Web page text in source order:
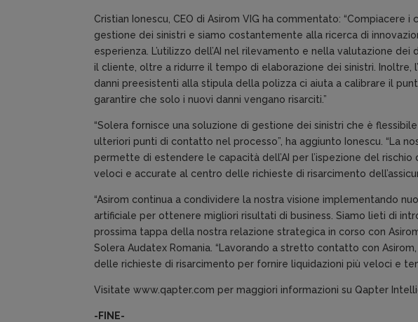
Cristian Ionescu, CEO di Asirom VIG ha commentato: “Compiacere
gestione dei sinistri e siamo costantemente alla ricerca di
esperienza. L’utilizzo dell’AI nel rilevamento e nella valutazione
il cliente, oltre a ridurre il tempo di elaborazione dei sinistri. Inoltre,
danni preesistenti alla stipula della polizza ci aiuta a calibrare il
garantire che solo i nuovi danni vengano risarciti.”
“Solera fornisce una soluzione di gestione dei sinistri che è
ulteriori punti di contatto nel processo”, ha aggiunto Ionescu. “La
permette di estendere le capacità dell’AI per l’ispezione del
veloci e accurate al centro delle richieste di risarcimento
“Asirom continua a condividere la nostra visione implementando
artificiale per ottenere migliori risultati di business. Siamo lieti di
prossima tappa della nostra relazione strategica in corso con
Solera Audatex Romania. “Lavorando a stretto contatto con
delle richieste di risarcimento per fornire liquidazioni più veloci e
Visitate www.qapter.com per maggiori informazioni su Qapter
-FINE-